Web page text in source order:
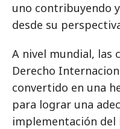
uno contribuyendo
desde su
A nivel mundial, las
Derecho
convertido en una
para lograr una
implementación del